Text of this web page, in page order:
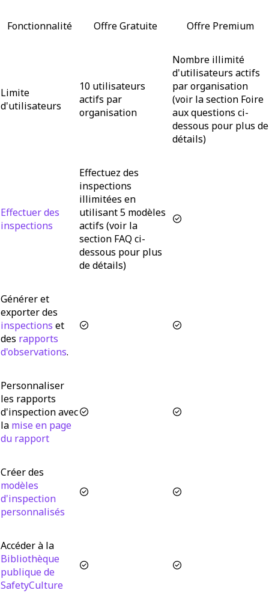
Fonctionnalité Offre Gratuite Offre Premium
Limite
d'utilisateurs
10 utilisateurs
actifs par
organisation
Nombre illimité
d'utilisateurs actifs
par organisation
(voir la section Foire
aux questions ci-
dessous pour plus de
détails)
Effectuer des
inspections
Effectuez des
inspections
illimitées en
utilisant 5 modèles
actifs (voir la
section FAQ ci-
dessous pour plus
de détails)
Générer et
exporter des
inspections et
des rapports
d'observations.
Personnaliser
les rapports
d'inspection avec
la mise en page
du rapport
Créer des
modèles
d'inspection
personnalisés
Accéder à la
Bibliothèque
publique de
SafetyCulture